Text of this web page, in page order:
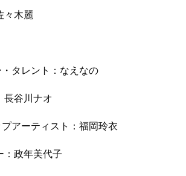
々木麗
タレント：なえなの
長谷川ナオ
アーティスト：福岡玲衣
：政年美代子